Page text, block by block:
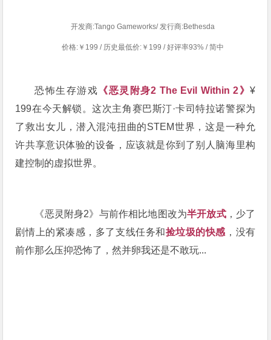
开发商:Tango Gameworks/ 发行商:Bethesda
价格:￥199 / 历史最低价:￥199 / 好评率93% / 简中
恐怖生存游戏 《恶灵附身2 The Evil Within 2》¥
199在今天解锁。这次主角赛巴斯汀·卡司特拉诺警探为
了救出女儿，潜入混沌扭曲的STEM世界，这是一种允
许共享意识体验的设备，应该就是你到了别人脑海里构
建控制的虚拟世界。
《恶灵附身2》与前作相比地图改为半开放式，少了
剧情上的紧凑感，多了支线任务和捡垃圾的快感 ，没有
前作那么压抑恐怖了，然并卵我还是不敢玩...